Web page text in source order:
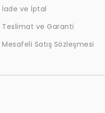
İade ve İptal
Teslimat ve Garanti
Mesafeli Satış Sözleşmesi